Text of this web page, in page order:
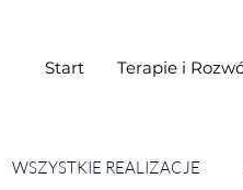
Start Terapie i
WSZYSTKIE REALIZACJE